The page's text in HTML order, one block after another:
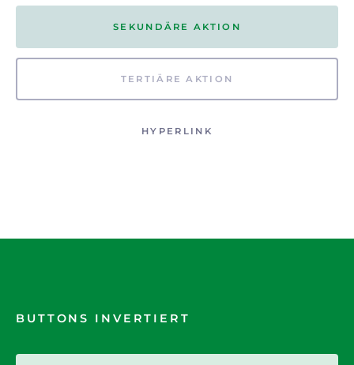
SEKUNDÄRE AKTION
TERTIÄRE AKTION
HYPERLINK
BUTTONS INVERTIERT